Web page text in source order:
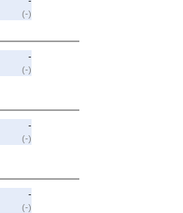
(-)
-
(-)
-
(-)
-
(-)